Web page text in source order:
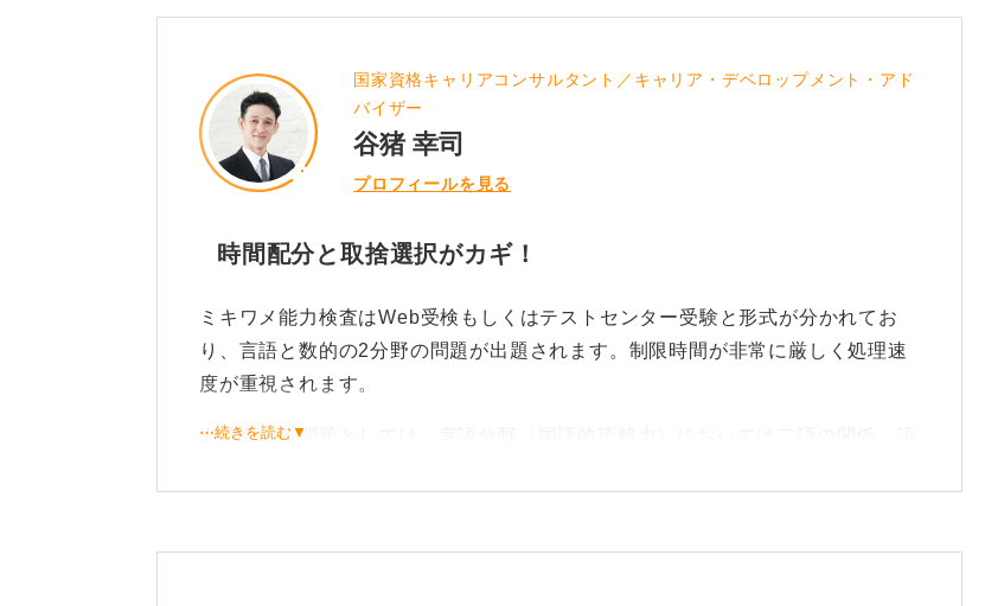
国家資格キャリアコンサルタント／キャリア・デベロップメント・アド
バイザー
谷猪 幸司
プロフィールを見る
時間配分と取捨選択がカギ！
ミキワメ能力検査はWeb受検もしくはテストセンター受験と形式が分かれてお
り、言語と数的の2分野の問題が出題されます。制限時間が非常に厳しく処理速
度が重視されます。
出題される問題としては、言語分野（国語的読解力）においては二語の関係、語
せ、条件整理、割合、速度算です。
⋯続きを読む▼